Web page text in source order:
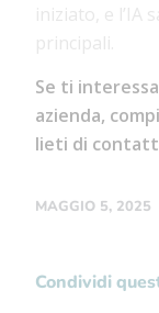
iniziato, e l’IA
principali.
Se ti
azienda,
lieti di
MAGGIO 5, 2025
Condividi